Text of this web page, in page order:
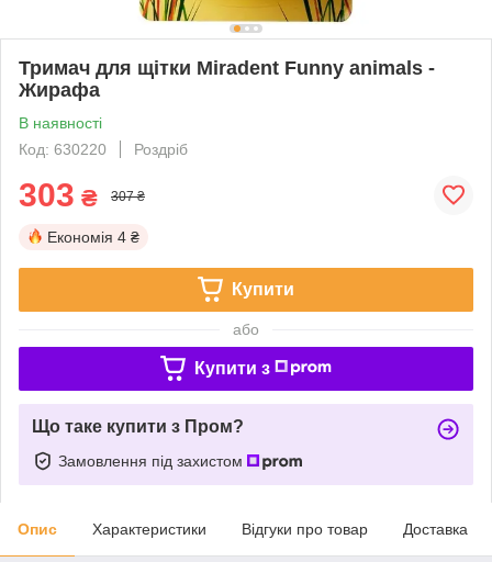
Тримач для щітки Miradent Funny animals -
Жирафа
В наявності
Код: 630220
Роздріб
303 ₴ 307 ₴
Економія 4 ₴
Купити
або
Купити з
Що таке купити з Пром?
Замовлення під захистом
Опис Характеристики Відгуки про товар Доставка